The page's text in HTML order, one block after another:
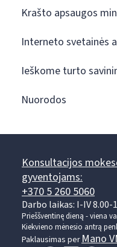
Krašto apsaugos
Interneto svetainės
Ieškome turto
Nuorodos
Konsultacijos
gyventojams:
+370 5 260 5060
Darbo laikas: I-IV 8.00-
Prieššventinę dieną - viena
Kiekvieno mėnesio antrą
Paklausimas perMano